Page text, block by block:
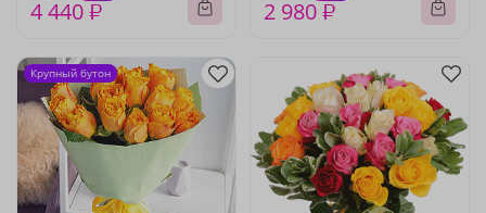
4 440 ₽ 2 980 ₽
Крупный бутон